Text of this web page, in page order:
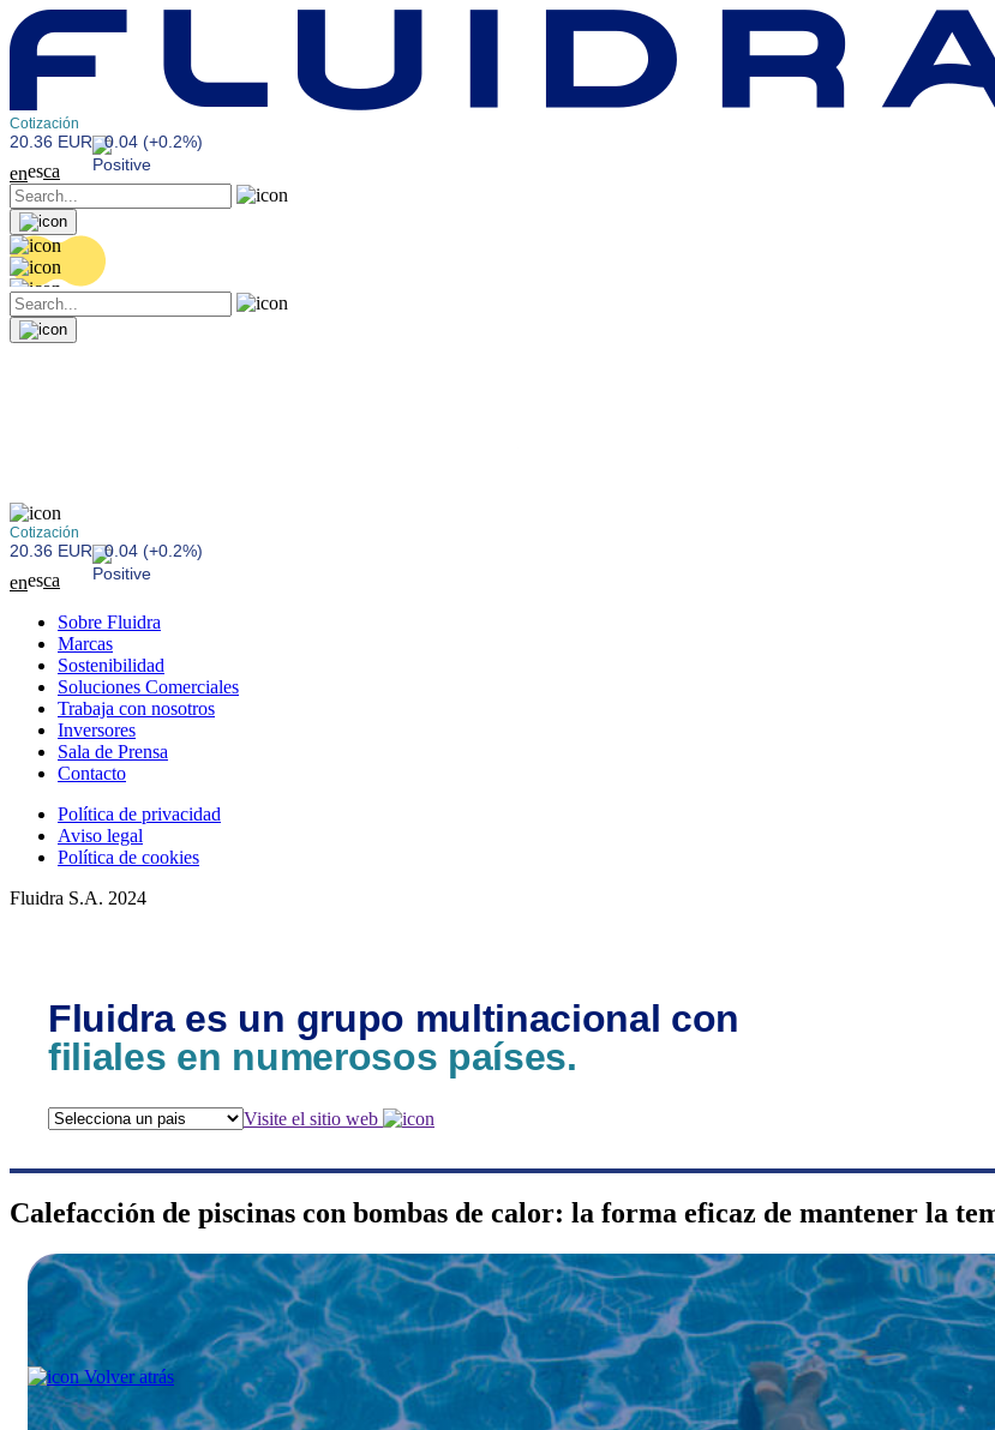
Cotización
20.36 EUR 0.04 (+0.2%)
enesca
Cotización
20.36 EUR 0.04 (+0.2%)
enesca
Sobre Fluidra
Marcas
Sostenibilidad
Soluciones Comerciales
Trabaja con nosotros
Inversores
Sala de Prensa
Contacto
Política de privacidad
Aviso legal
Política de cookies
Fluidra S.A. 2024
Fluidra es un grupo multinacional con
filiales en numerosos países.
Visite el sitio web
Calefacción de piscinas con bombas de calor: la forma eficaz de mantener la
Volver atrás